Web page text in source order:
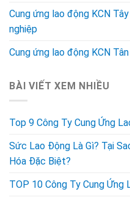
Cung ứng lao động KCN
nghiệp
Cung ứng lao động KCN
BÀI VIẾT XEM NHIỀU
Top 9 Công Ty Cung Ứng
Sức Lao Động Là Gì? Tại
Hóa Đặc Biệt?
TOP 10 Công Ty Cung